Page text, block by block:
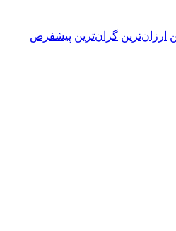
ارزان‌ترین گران‌ترین پیشفرض